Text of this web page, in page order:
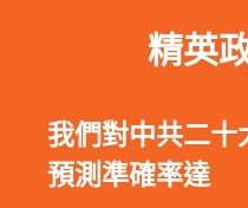
精英
我們對中共二十
預測準確率達